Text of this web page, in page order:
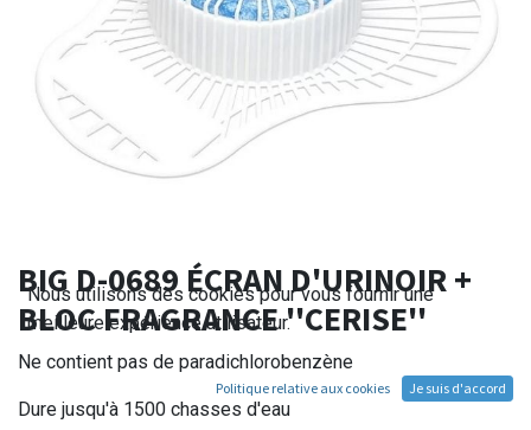
BIG D-0689 ÉCRAN D'URINOIR +
BLOC FRAGRANCE ''CERISE''
Ne contient pas de paradichlorobenzène
Dure jusqu'à 1500 chasses d'eau
Nous utilisons des cookies pour vous fournir une
meilleure expérience utilisateur.
Politique relative aux cookies Je suis d'accord